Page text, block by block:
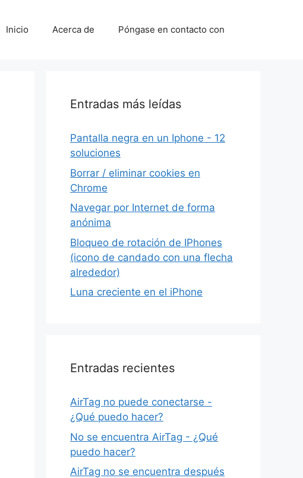
Inicio Acerca de Póngase en contacto con
Entradas más leídas
Pantalla negra en un Iphone - 12
soluciones
Borrar / eliminar cookies en
Chrome
Navegar por Internet de forma
anónima
Bloqueo de rotación de IPhones
(icono de candado con una flecha
alrededor)
Luna creciente en el iPhone
Entradas recientes
AirTag no puede conectarse -
¿Qué puedo hacer?
No se encuentra AirTag - ¿Qué
puedo hacer?
AirTag no se encuentra después